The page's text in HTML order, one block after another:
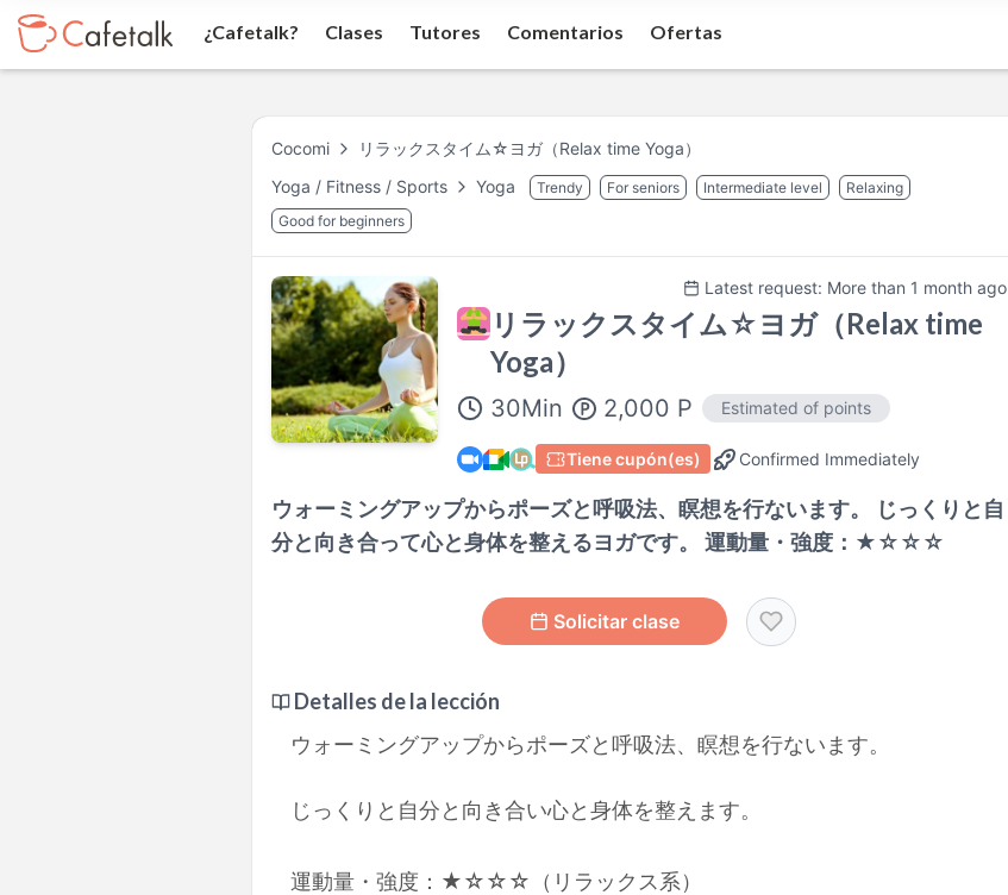
¿Cafetalk? Clases Tutores Comentarios Ofertas
Cocomi
リラックスタイム☆ヨガ（Relax time Yoga）
Yoga / Fitness / Sports
Yoga Trendy For seniors Intermediate level
Relaxing
Good for beginners
Latest request: More than 1 month ago
リラックスタイム☆ヨガ（Relax time
Yoga）
30Min 2,000 P Estimated of points
Tiene cupón(es) Confirmed Immediately
ウォーミングアップからポーズと呼吸法、瞑想を行ないます。 じっくりと自
分と向き合って心と身体を整えるヨガです。 運動量・強度：★☆☆☆
Solicitar clase
Detalles de la lección
ウォーミングアップからポーズと呼吸法、瞑想を行ないます。
じっくりと自分と向き合い心と身体を整えます。
運動量・強度：★☆☆☆（リラックス系）